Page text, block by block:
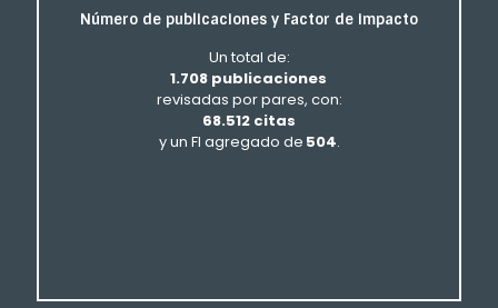
Número de publicaciones y Factor de impacto
Un total de:
1.708 publicaciones
revisadas por pares, con:
68.512 citas
y un FI agregado de 504.